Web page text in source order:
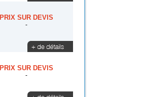
PRIX SUR DEVIS
-
PRIX SUR DEVIS
-